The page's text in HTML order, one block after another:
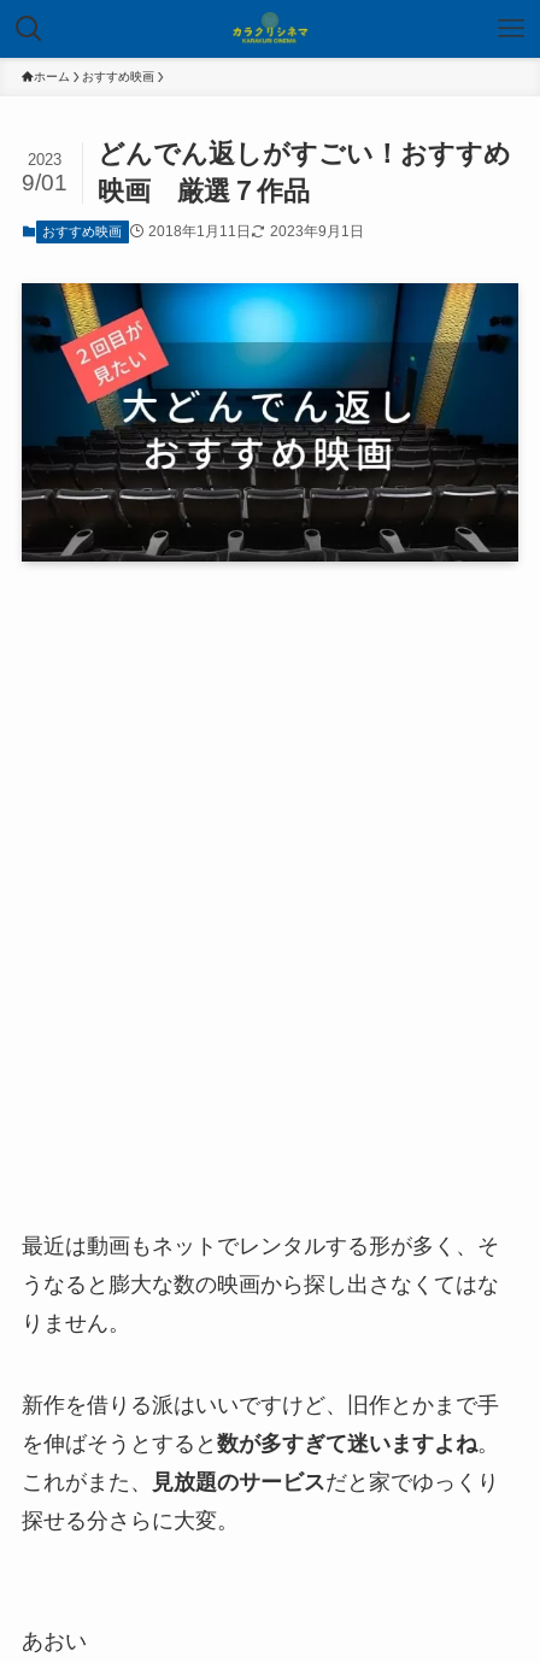
ホーム おすすめ映画
どんでん返しがすごい！おすすめ
映画 厳選７作品
2023
9/01
おすすめ映画 2018年1月11日 2023年9月1日
最近は動画もネットでレンタルする形が多く、そ
うなると膨大な数の映画から探し出さなくてはな
りません。
新作を借りる派はいいですけど、旧作とかまで手
を伸ばそうとすると 数が多すぎて迷いますよね。
これがまた、
見放題のサービスだと家でゆっくり
探せる分さらに大変。
あおい